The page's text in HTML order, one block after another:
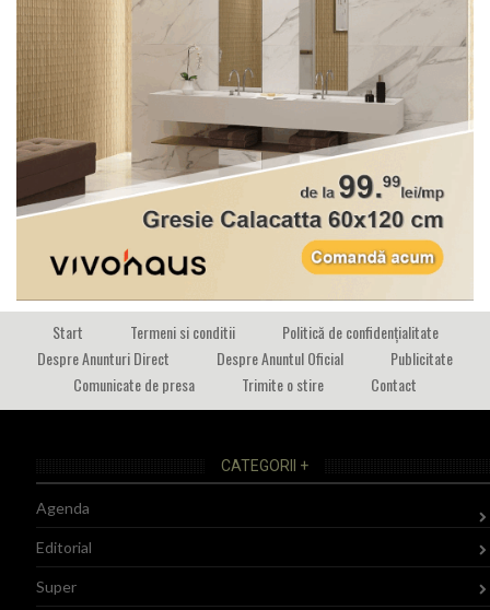
Start Termeni si conditii
Politică de confidențialitate
Despre Anunturi Direct
Despre Anuntul Oficial
Publicitate
Comunicate de presa
Trimite o stire Contact
CATEGORII +
Agenda
Editorial
Super